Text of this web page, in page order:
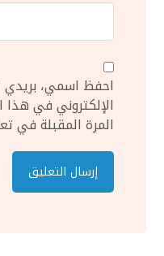
احفظ اسمي، بريدي
الإلكتروني في
المرة المقبلة في